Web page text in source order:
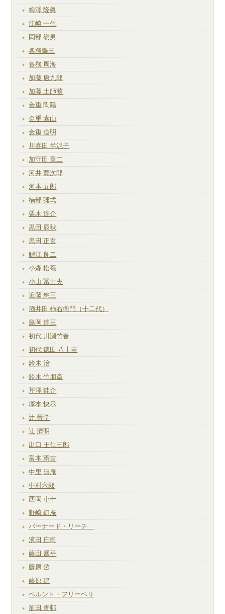
梅澤 隆眞
江崎 一生
岡部 嶺男
各務鑛三
各務 周海
加藤 唐九郎
加藤 土師萌
金重 陶陽
金重 素山
金重 道明
川喜田 半泥子
加守田 章二
河井 寛次郎
河本 五郎
楠部 彌弌
栗木 達介
黒田 辰秋
黒田 正玄
鯉江 良二
小森 松菴
小山 冨士夫
近藤 悠三
酒井田 柿右衛門（十二代）
島岡 達三
初代 川瀬竹春
初代 徳田 八十吉
鈴木 治
鈴木 竹朋斎
芹澤 銈介
塚本 快示
辻 晉堂
辻 清明
出口 王仁三郎
富本 憲吉
中里 無庵
中村六郎
西岡 小十
野崎 幻庵
バーナード・リーチ
濱田 庄司
藤田 喬平
藤原 啓
藤原 建
ベルント・フリーベリ
前田 青邨